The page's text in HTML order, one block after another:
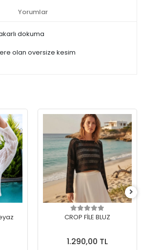
Yorumlar
dokuma
olan oversize kesim
CROP FİLE BLUZ
1.290,00 TL